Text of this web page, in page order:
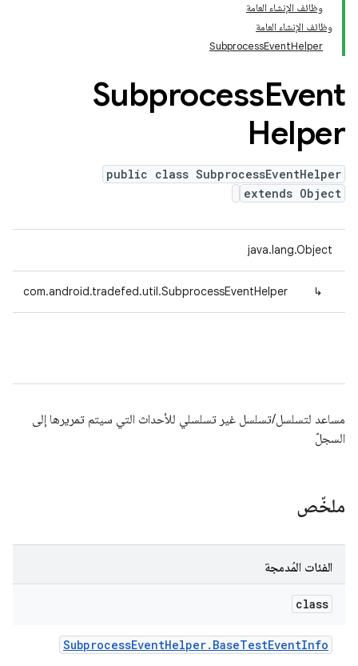
وظائف الإنشاء العامة
وظائف الإنشاء العامة
SubprocessEventHelper
SubprocessEvent
Helper
public class SubprocessEventHelper
extends Object
java.lang.Object
↳
com.android.tradefed.util.SubprocessEventHelper
مساعد لتسلسل/تسلسل غير تسلسلي للأحداث التي سيتم تمريرها إلى
السجلّ
ملخّص
الفئات المُدمجة
class
SubprocessEventHelper. BaseTestEventInfo